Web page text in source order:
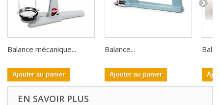
Balance mécanique...
Ajouter au panier
Balance...
Ajouter au panier
EN SAVOIR PLUS